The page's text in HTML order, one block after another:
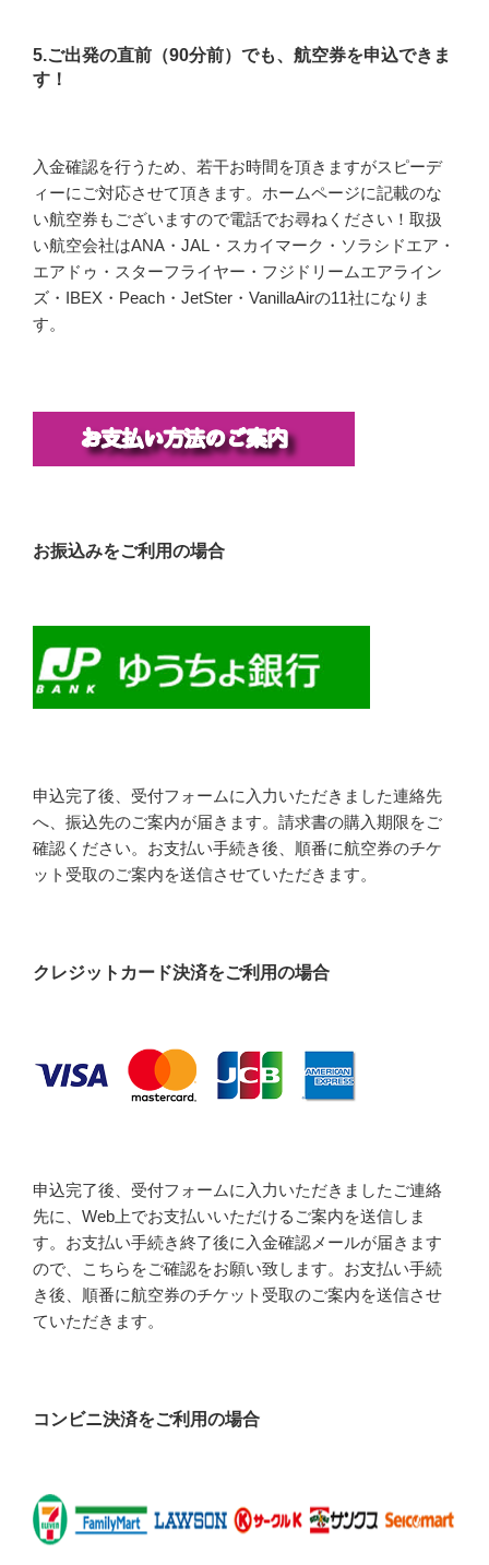
5.ご出発の直前（90分前）でも、航空券を申込できま
す！
入金確認を行うため、若干お時間を頂きますがスピーデ
ィーにご対応させて頂きます。ホームページに記載のな
い航空券もございますので電話でお尋ねください！取扱
い航空会社はANA・JAL・スカイマーク・ソラシドエア・
エアドゥ・スターフライヤー・フジドリームエアライン
ズ・IBEX・Peach・JetSter・VanillaAirの11社になりま
す。
お振込みをご利用の場合
申込完了後、受付フォームに入力いただきました連絡先
へ、振込先のご案内が届きます。請求書の購入期限をご
確認ください。お支払い手続き後、順番に航空券のチケ
ット受取のご案内を送信させていただきます。
クレジットカード決済をご利用の場合
申込完了後、受付フォームに入力いただきましたご連絡
先に、Web上でお支払いいただけるご案内を送信しま
す。お支払い手続き終了後に入金確認メールが届きます
ので、こちらをご確認をお願い致します。お支払い手続
き後、順番に航空券のチケット受取のご案内を送信させ
ていただきます。
コンビニ決済をご利用の場合